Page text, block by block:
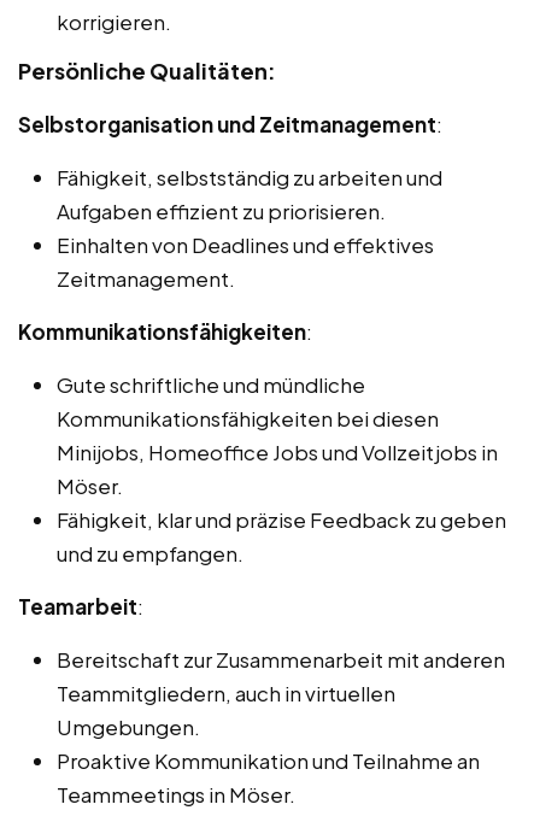
korrigieren.
Persönliche Qualitäten:
Selbstorganisation und Zeitmanagement:
Fähigkeit, selbstständig zu arbeiten und
Aufgaben effizient zu priorisieren.
Einhalten von Deadlines und effektives
Zeitmanagement.
Kommunikationsfähigkeiten:
Gute schriftliche und mündliche
Kommunikationsfähigkeiten bei diesen
Minijobs, Homeoffice Jobs und Vollzeitjobs in
Möser.
Fähigkeit, klar und präzise Feedback zu geben
und zu empfangen.
Teamarbeit:
Bereitschaft zur Zusammenarbeit mit anderen
Teammitgliedern, auch in virtuellen
Umgebungen.
Proaktive Kommunikation und Teilnahme an
Teammeetings in Möser.